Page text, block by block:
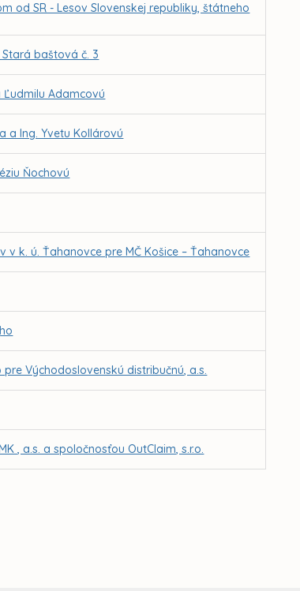
od SR - Lesov Slovenskej republiky, štátneho
baštová č. 3
Adamcovú
a Ing. Yvetu Kollárovú
Ňochovú
k. ú. Ťahanovce pre MČ Košice – Ťahanovce
Východoslovenskú distribučnú, a.s.
, a.s. a spoločnosťou OutClaim, s.r.o.